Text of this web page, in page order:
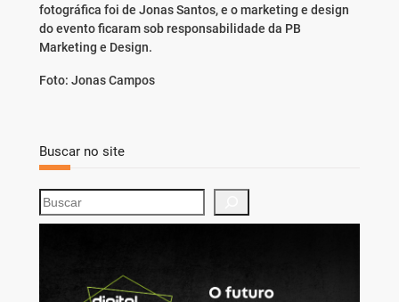
fotográfica foi de Jonas Santos, e o marketing e design
do evento ficaram sob responsabilidade da PB
Marketing e Design.
Foto: Jonas Campos
Buscar no site
S
e